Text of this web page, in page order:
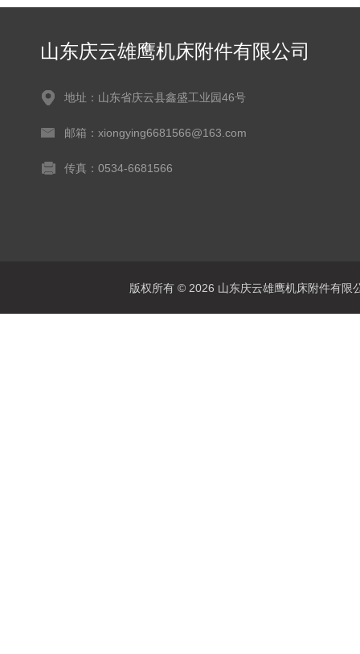
山东庆云雄鹰机床附件有限公司
地址：山东省庆云县鑫盛工业园46号
邮箱：xiongying6681566@163.com
传真：0534-6681566
版权所有 © 2026 山东庆云雄鹰机床附件有